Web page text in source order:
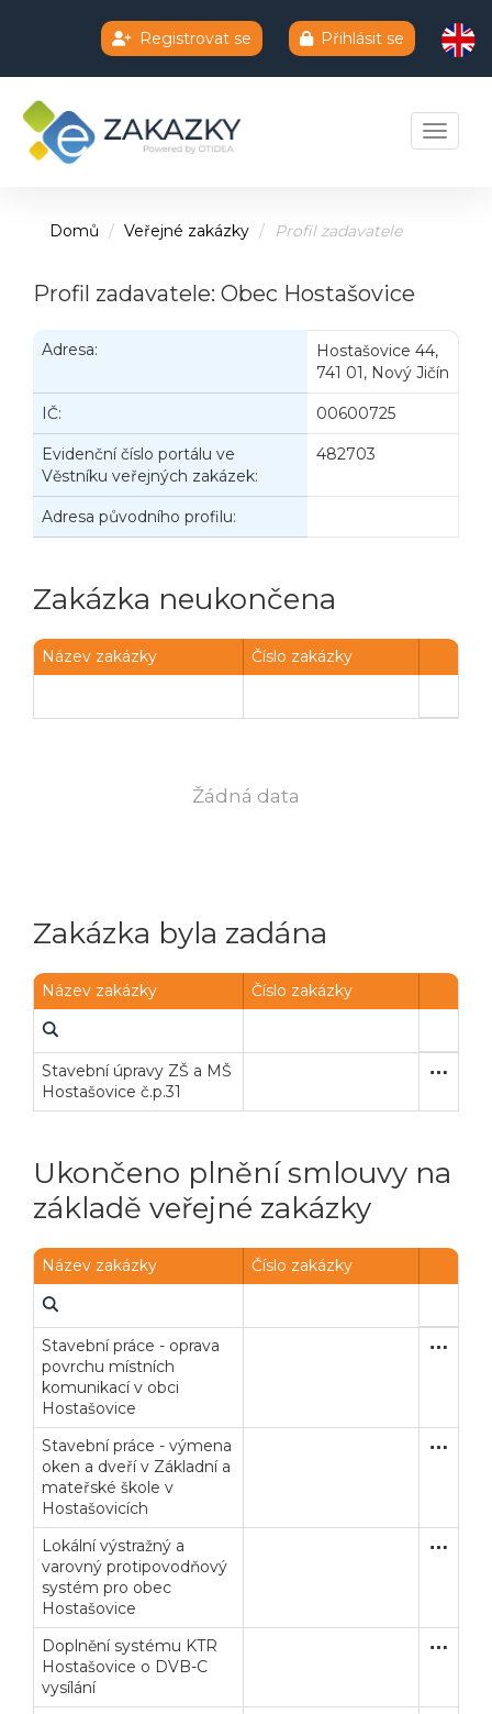
Registrovat se Přihlásit se
Toggle
Domů Veřejné zakázky Profil zadavatele
Profil zadavatele: Obec Hostašovice
Adresa:
Hostašovice 44,
741 01, Nový Jičín
IČ: 00600725
Evidenční číslo portálu ve
Věstníku veřejných zakázek:
482703
Adresa původního profilu:
Zakázka neukončena
Název zakázky Číslo zakázky
Žádná data
Zakázka byla zadána
Název zakázky Číslo zakázky
Stavební úpravy ZŠ a MŠ
Hostašovice č.p.31
Ukončeno plnění smlouvy na
základě veřejné zakázky
Název zakázky Číslo zakázky
Stavební práce - oprava
povrchu místních
komunikací v obci
Hostašovice
Stavební práce - výmena
oken a dveří v Základní a
mateřské škole v
Hostašovicích
Lokální výstražný a
varovný protipovodňový
systém pro obec
Hostašovice
Doplnění systému KTR
Hostašovice o DVB-C
vysílání
Chatbot e-zakazky